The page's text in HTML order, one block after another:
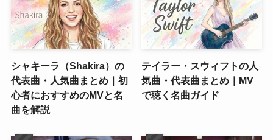
シャキーラ（Shakira）の
代表曲・人気曲まとめ｜初
心者におすすめのMVと名
曲を解説
テイラー・スウィフトの人
気曲・代表曲まとめ｜MV
で聴く名曲ガイド